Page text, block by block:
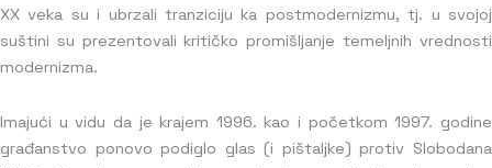
XX veka su i ubrzali tranziciju ka postmodernizmu, tj. u svojoj
suštini su prezentovali kritičko promišljanje temeljnih vrednosti
modernizma.
Imajući u vidu da je krajem 1996. kao i početkom 1997. godine
građanstvo ponovo podiglo glas (i pištaljke) protiv Slobodana